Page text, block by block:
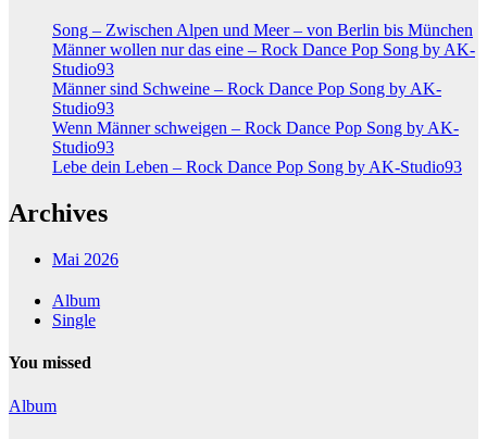
Song – Zwischen Alpen und Meer – von Berlin bis München
Männer wollen nur das eine – Rock Dance Pop Song by AK-
Studio93
Männer sind Schweine – Rock Dance Pop Song by AK-
Studio93
Wenn Männer schweigen – Rock Dance Pop Song by AK-
Studio93
Lebe dein Leben – Rock Dance Pop Song by AK-Studio93
Archives
Mai 2026
Album
Single
You missed
Album